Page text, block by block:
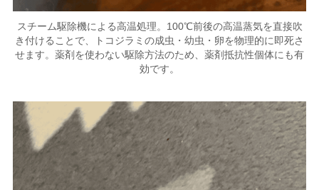
スチーム駆除機による高温処理。100℃前後の高温蒸気を直接吹
き付けることで、トコジラミの成虫・幼虫・卵を物理的に即死さ
せます。薬剤を使わない駆除方法のため、薬剤抵抗性個体にも有
効です。